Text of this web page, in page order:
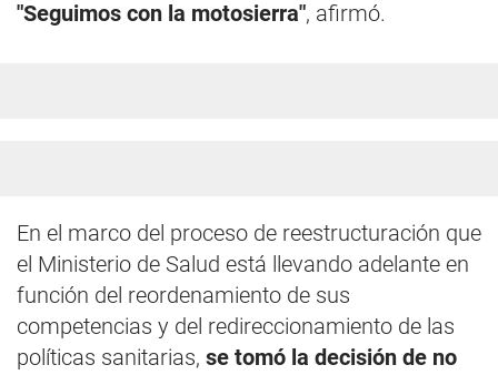
"Seguimos con la motosierra", afirmó.
En el marco del proceso de reestructuración que
el Ministerio de Salud está llevando adelante en
función del reordenamiento de sus
competencias y del redireccionamiento de las
políticas sanitarias, se tomó la decisión de no